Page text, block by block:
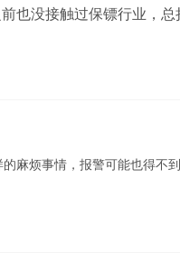
也没接触过保镖行业，总
麻烦事情，报警可能也得不